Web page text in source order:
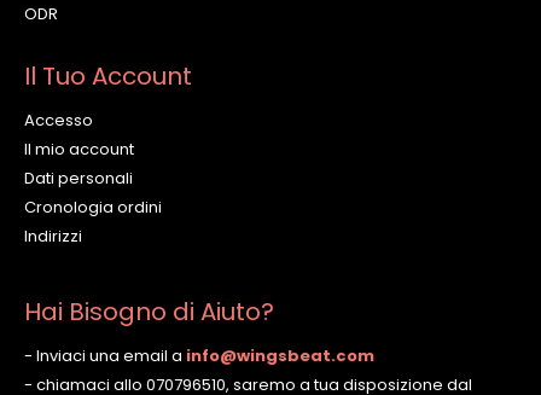
ODR
Il Tuo Account
Accesso
Il mio account
Dati personali
Cronologia ordini
Indirizzi
Hai Bisogno di Aiuto?
- Inviaci una email a info@wingsbeat.com
- chiamaci allo 070796510, saremo a tua disposizione dal